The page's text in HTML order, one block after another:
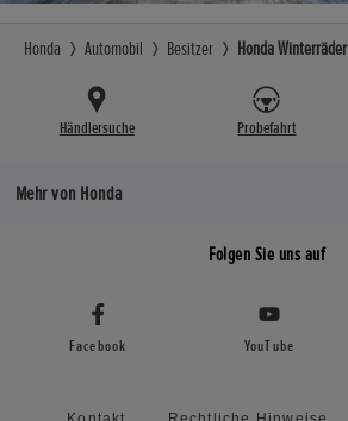
Honda Automobil Besitzer Honda Winterräder
Händlersuche Probefahrt
Mehr von Honda
Folgen Sie uns auf
Facebook YouTube